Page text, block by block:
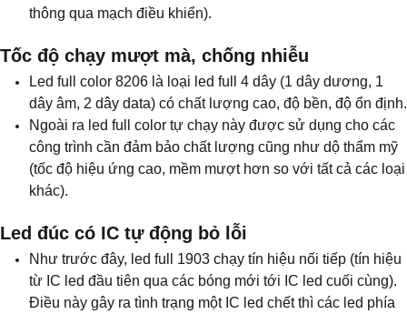
thông qua mạch điều khiển).
Tốc độ chạy mượt mà, chống nhiễu
Led full color 8206 là loại led full 4 dây (1 dây dương, 1
dây âm, 2 dây data) có chất lượng cao, độ bền, độ ổn định.
Ngoài ra led full color tự chạy này được sử dụng cho các
công trình cần đảm bảo chất lượng cũng như dộ thẩm mỹ
(tốc độ hiệu ứng cao, mềm mượt hơn so với tất cả các loại
khác).
Led đúc có IC tự động bỏ lỗi
Như trước đây, led full 1903 chạy tín hiệu nối tiếp (tín hiệu
từ IC led đầu tiên qua các bóng mới tới IC led cuối cùng).
Điều này gây ra tình trạng một IC led chết thì các led phía